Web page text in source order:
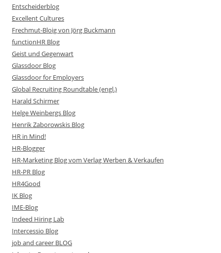
Entscheiderblog
Excellent Cultures
Frechmut-Bloig von Jörg Buckmann
functionHR Blog
Geist und Gegenwart
Glassdoor Blog
Glassdoor for Employers
Global Recruiting Roundtable (engl.)
Harald Schirmer
Helge Weinbergs Blog
Henrik Zaborowskis Blog
HR in Mind!
HR-Blogger
HR-Marketing Blog vom Verlag Werben & Verkaufen
HR-PR Blog
HR4Good
IK Blog
IME-Blog
Indeed Hiring Lab
Intercessio Blog
job and career BLOG